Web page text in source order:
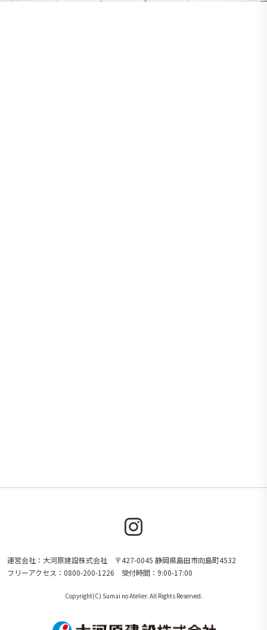
運営会社：大河原建設株式会社 〒427-0045 静岡県島田市向島町4532
フリーアクセス：0800-200-1226 受付時間：9:00-17:00
Copyright(C) Sumai no Atelier. All Rights Reserved.